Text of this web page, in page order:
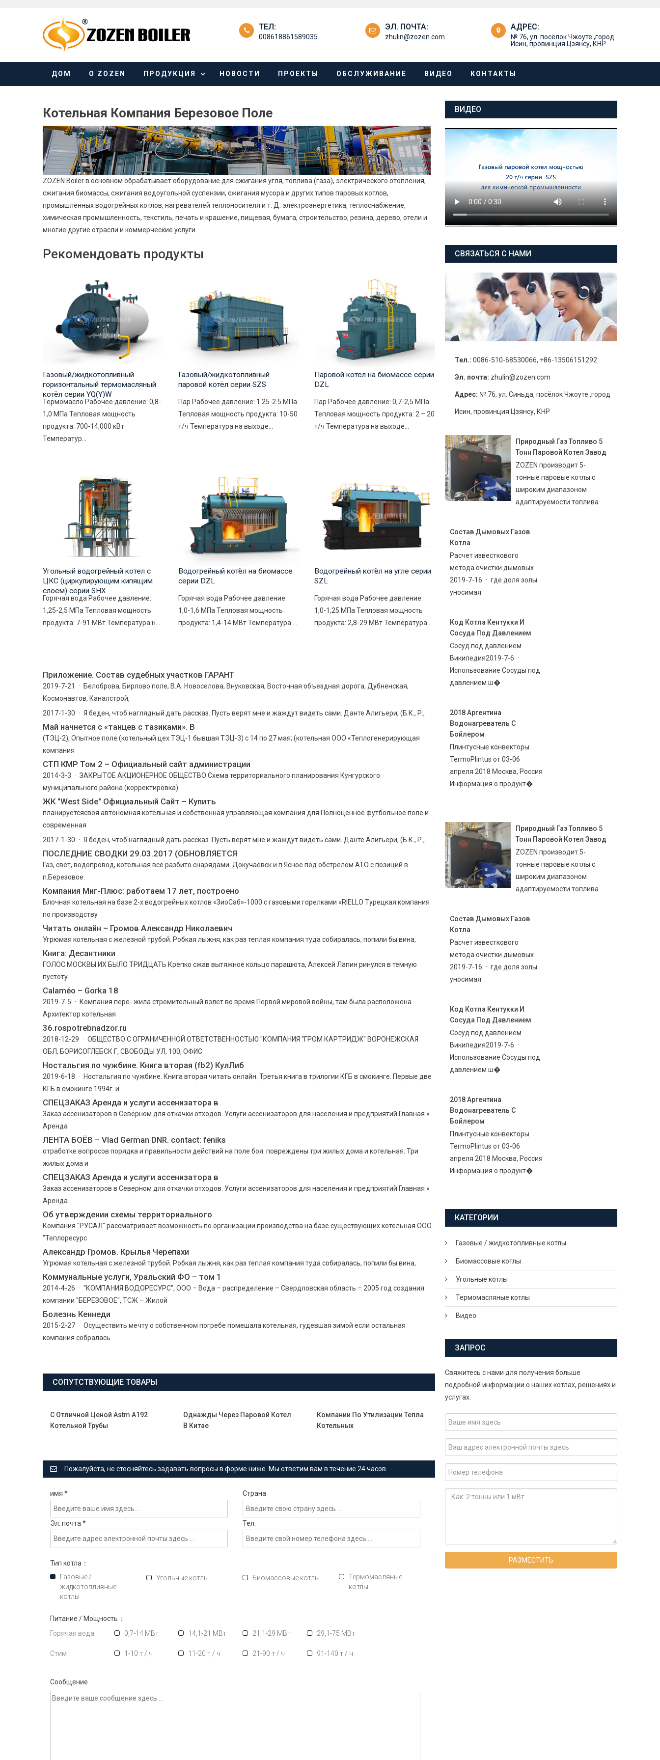
ТЕЛ:
008618861589035
ЭЛ. ПОЧТА:
zhulin@zozen.com
АДРЕС:
№ 76, ул. посёлок Чжоуте ,город
Исин, провинция Цзянсу, КНР
ДОМ О ZOZEN ПРОДУКЦИЯ НОВОСТИ ПРОЕКТЫ ОБСЛУЖИВАНИЕ ВИДЕО КОНТАКТЫ
Котельная Компания Березовое Поле
ZOZEN Boiler в основном обрабатывает оборудование для сжигания угля, топлива (газа), электрического отопления,
сжигания биомассы, сжигания водоугольной суспензии, сжигания мусора и других типов паровых котлов,
промышленных водогрейных котлов, нагревателей теплоносителя и т. Д. электроэнергетика, теплоснабжение,
химическая промышленность, текстиль, печать и крашение, пищевая, бумага, строительство, резина, дерево, отели и
многие другие отрасли и коммерческие услуги.
Рекомендовать продукты
Газовый/жидкотопливный
горизонтальный термомасляный
котёл серии YQ(Y)W
Термомасло Рабочее давление: 0,8-
1,0 МПа Тепловая мощность
продукта: 700-14,000 кВт
Температур...
Газовый/жидкотопливный
паровой котёл серии SZS
Пар Рабочее давление: 1.25-2.5 MПа
Тепловая мощность продукта: 10-50
т/ч Температура на выходе...
Паровой котёл на биомассе серии
DZL
Пар Рабочее давление: 0,7-2,5 МПа
Тепловая мощность продукта: 2 – 20
т/ч Температура на выходе...
Угольный водогрейный котел с
ЦКС (циркулирующим кипящим
слоем) серии SHX
Горячая вода Рабочее давление:
1,25-2,5 МПа Тепловая мощность
продукта: 7-91 МВт Температура н...
Водогрейный котёл на биомассе
серии DZL
Горячая вода Рабочее давление:
1,0-1,6 МПа Тепловая мощность
продукта: 1,4-14 МВт Температура ...
Водогрейный котёл на угле серии
SZL
Горячая вода Рабочее давление:
1,0-1,25 МПа Тепловая мощность
продукта: 2,8-29 МВт Температура...
Приложение. Состав судебных участков ГАРАНТ
2019-7-21 · Белоброва, Бирлово поле, В.А. Новоселова, Внуковская, Восточная объездная дорога, Дубненская,
Космонавтов, Каналстрой,
2017-1-30 · Я беден, чтоб наглядный дать рассказ. Пусть верят мне и жаждут видеть сами. Данте Алигьери, (Б.К., Р.,
Май начнется с «танцев с тазиками». В
(ТЭЦ-2), Опытное поле (котельный цех ТЭЦ-1 бывшая ТЭЦ-3) с 14 по 27 мая; (котельная ООО «Теплогенерирующая
компания
СТП КМР Том 2 – Официальный сайт администрации
2014-3-3 · ЗАКРЫТОЕ АКЦИОНЕРНОЕ ОБЩЕСТВО Схема территориального планирования Кунгурского
муниципального района (корректировка)
ЖК "West Side" Официальный Сайт – Купить
планируетсясвоя автономная котельная и собственная управляющая компания для Полноценное футбольное поле и
современная
2017-1-30 · Я беден, чтоб наглядный дать рассказ. Пусть верят мне и жаждут видеть сами. Данте Алигьери, (Б.К., Р.,
ПОСЛЕДНИЕ СВОДКИ 29.03.2017 (ОБНОВЛЯЕТСЯ
Газ, свет, водопровод, котельная все разбито снарядами. Докучаевск и п.Ясное под обстрелом АТО с позиций в
п.Березовое.
Компания Миг-Плюс: работаем 17 лет, построено
Блочная котельная на базе 2-х водогрейных котлов «ЗиоCаб»-1000 с газовыми горелками «RIELLO Турецкая компания
по производству
Читать онлайн – Громов Александр Николаевич
Угрюмая котельная с железной трубой. Робкая лыжня, как раз теплая компания туда собиралась, попили бы вина,
Книга: Десантники
ГОЛОС МОСКВЫ ИХ БЫЛО ТРИДЦАТЬ Крепко сжав вытяжное кольцо парашюта, Алексей Лапин ринулся в темную
пустоту.
Calaméo – Gorka 18
2019-7-5 · Компания пере- жила стремительный взлет во время Первой мировой войны, там была расположена
Архитектор котельная
36.rospotrebnadzor.ru
2018-12-29 · ОБЩЕСТВО С ОГРАНИЧЕННОЙ ОТВЕТСТВЕННОСТЬЮ "КОМПАНИЯ "ГРОМ КАРТРИДЖ" ВОРОНЕЖСКАЯ
ОБЛ, БОРИСОГЛЕБСК Г, СВОБОДЫ УЛ, 100, ОФИС
Ностальгия по чужбине. Книга вторая (fb2) КулЛиб
2019-6-18 · Ностальгия по чужбине. Книга вторая читать онлайн. Третья книга в трилогии КГБ в смокинге. Первые две
КГБ в смокинге 1994г. и
СПЕЦЗАКАЗ Аренда и услуги ассенизатора в
Заказ ассенизаторов в Северном для откачки отходов. Услуги ассенизаторов для населения и предприятий Главная »
Аренда
ЛЕНТА БОЁВ – Vlad German DNR. contact: feniks
отработке вопросов порядка и правильности действий на поле боя. повреждены три жилых дома и котельная. Три
жилых дома и
СПЕЦЗАКАЗ Аренда и услуги ассенизатора в
Заказ ассенизаторов в Северном для откачки отходов. Услуги ассенизаторов для населения и предприятий Главная »
Аренда
Об утверждении схемы территориального
Компания "РУСАЛ" рассматривает возможность по организации производства на базе существующих котельная ООО
"Теплоресурс
Александр Громов. Крылья Черепахи
Угрюмая котельная с железной трубой. Робкая лыжня, как раз теплая компания туда собиралась, попили бы вина,
Коммунальные услуги, Уральский ФО – том 1
2014-4-26 · "КОМПАНИЯ ВОДОРЕСУРС", ООО – Вода – распределение – Свердловская область – 2005 год создания
компании "БЕРЕЗОВОЕ", ТСЖ – Жилой
Болезнь Кеннеди
2015-2-27 · Осуществить мечту о собственном погребе помешала котельная, гудевшая зимой если остальная
компания собралась
СОПУТСТВУЮЩИЕ ТОВАРЫ
С Отличной Ценой Astm A192
Котельной Трубы
Однажды Через Паровой Котел
В Китае
Компании По Утилизации Тепла
Котельных
Пожалуйста, не стесняйтесь задавать вопросы в форме ниже. Мы ответим вам в течение 24 часов.
имя * Страна
Эл. почта * Тел.
Тип котла：
Газовые /
жидкотопливные
котлы
Угольные котлы Биомассовые котлы
Термомасляные
котлы
Питание / Мощность：
Горячая вода:
0,7-14 МВт 14,1-21 МВт 21,1-29 МВт 29,1-75 МВт
Стим : 1-10 т / ч 11-20 т / ч 21-90 т / ч 91-140 т / ч
Сообщение
ВИДЕО
СВЯЗАТЬСЯ С НАМИ
Тел.: 0086-510-68530066, +86-13506151292
Эл. почта: zhulin@zozen.com
Адрес: № 76, ул. Синьда, посёлок Чжоуте ,город
Исин, провинция Цзянсу, КНР
Природный Газ Топливо 5
Тонн Паровой Котел Завод
ZOZEN производит 5-
тонные паровые котлы с
широким диапазоном
адаптируемости топлива
Состав Дымовых Газов
Котла
Расчет известкового
метода очистки дымовых
2019-7-16 · где доля золы
уносимая
Код Котла Кентукки И
Сосуда Под Давлением
Сосуд под давлением
Википедия2019-7-6 ·
Использование Сосуды под
давлением ш�
2018 Аргентина
Водонагреватель С
Бойлером
Плинтусные конвекторы
TermoPlintus от 03-06
апреля 2018 Москва, Россия
Информация о продукт�
Природный Газ Топливо 5
Тонн Паровой Котел Завод
ZOZEN производит 5-
тонные паровые котлы с
широким диапазоном
адаптируемости топлива
Состав Дымовых Газов
Котла
Расчет известкового
метода очистки дымовых
2019-7-16 · где доля золы
уносимая
Код Котла Кентукки И
Сосуда Под Давлением
Сосуд под давлением
Википедия2019-7-6 ·
Использование Сосуды под
давлением ш�
2018 Аргентина
Водонагреватель С
Бойлером
Плинтусные конвекторы
TermoPlintus от 03-06
апреля 2018 Москва, Россия
Информация о продукт�
КАТЕГОРИИ
Газовые / жидкотопливные котлы
Биомассовые котлы
Угольные котлы
Термомасляные котлы
Видео
ЗАПРОС
Свяжитесь с нами для получения больше
подробной информации о наших котлах, решениях и
услугах.
РАЗМЕСТИТЬ